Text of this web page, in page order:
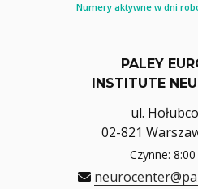
Numery aktywne w dni
PALEY
INSTITUTE
ul.
02-821
Czynne: